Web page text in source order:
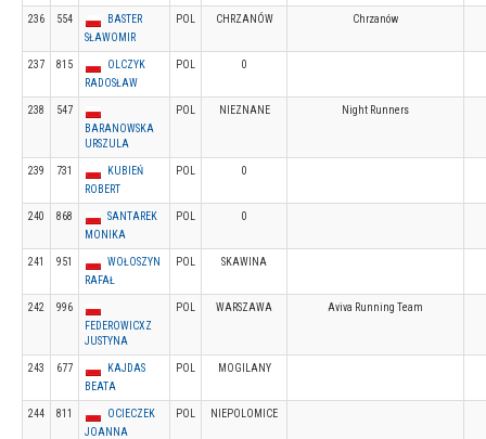
236 554
BASTER
SŁAWOMIR
POL CHRZANÓW Chrzanów
237 815
OLCZYK
RADOSŁAW
POL 0
238
547
BARANOWSKA
URSZULA
POL NIEZNANE Night Runners
239 731
KUBIEŃ
ROBERT
POL 0
240 868
SANTAREK
MONIKA
POL 0
241 951
WOŁOSZYN
RAFAŁ
POL SKAWINA
242
996
FEDEROWICXZ
JUSTYNA
POL WARSZAWA Aviva Running Team
243 677
KAJDAS
BEATA
POL MOGILANY
244 811
OCIECZEK
JOANNA
POL NIEPOLOMICE